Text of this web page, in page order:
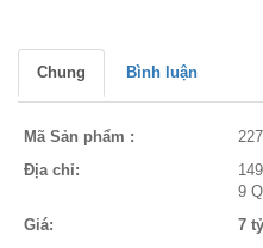
Chung Bình luận
Mã Sản phẩm :
Địa chỉ:
9
Giá:
7 tỷ